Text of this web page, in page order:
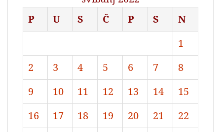
P
U S Č P S
N
1
2
3 4 5 6 7
8
9
10 11 12 13 14
15
16
17 18 19 20 21
22